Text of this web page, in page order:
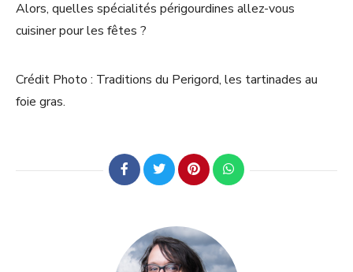
Alors, quelles spécialités périgourdines allez-vous
cuisiner pour les fêtes ?
Crédit Photo : Traditions du Perigord, les tartinades au
foie gras.